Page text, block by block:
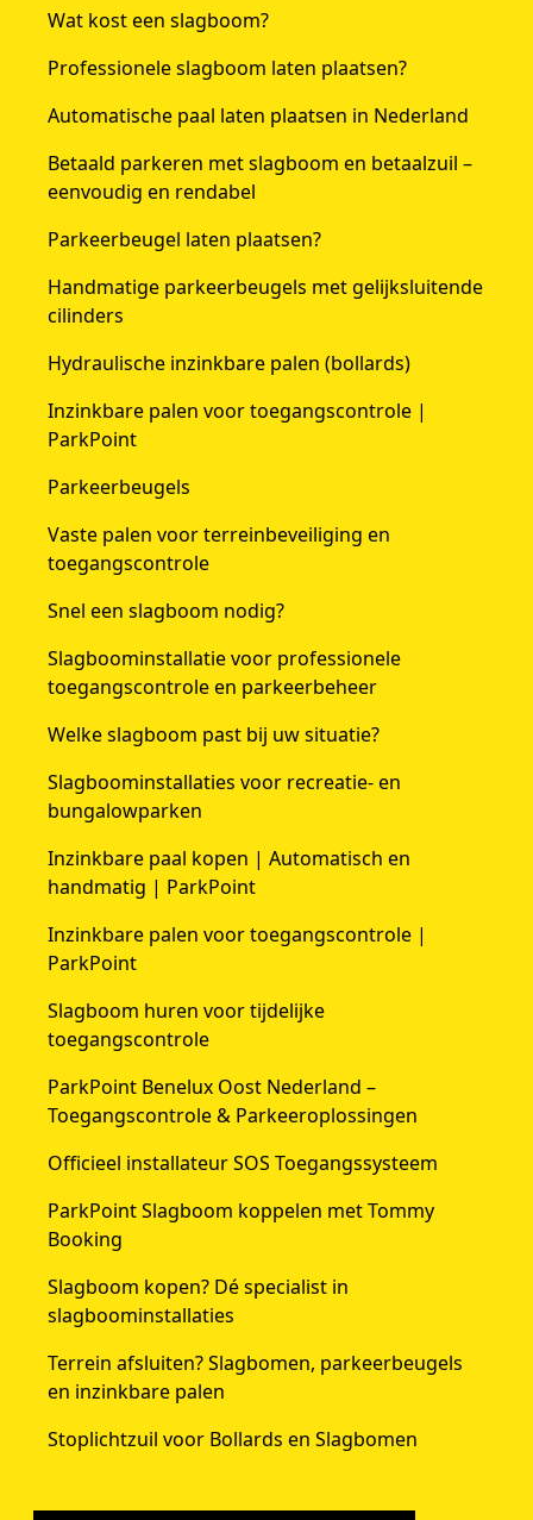
Wat kost een slagboom?
Professionele slagboom laten plaatsen?
Automatische paal laten plaatsen in Nederland
Betaald parkeren met slagboom en betaalzuil –
eenvoudig en rendabel
Parkeerbeugel laten plaatsen?
Handmatige parkeerbeugels met gelijksluitende
cilinders
Hydraulische inzinkbare palen (bollards)
Inzinkbare palen voor toegangscontrole |
ParkPoint
Parkeerbeugels
Vaste palen voor terreinbeveiliging en
toegangscontrole
Snel een slagboom nodig?
Slagboominstallatie voor professionele
toegangscontrole en parkeerbeheer
Welke slagboom past bij uw situatie?
Slagboominstallaties voor recreatie- en
bungalowparken
Inzinkbare paal kopen | Automatisch en
handmatig | ParkPoint
Inzinkbare palen voor toegangscontrole |
ParkPoint
Slagboom huren voor tijdelijke
toegangscontrole
ParkPoint Benelux Oost Nederland –
Toegangscontrole & Parkeeroplossingen
Officieel installateur SOS Toegangssysteem
ParkPoint Slagboom koppelen met Tommy
Booking
Slagboom kopen? Dé specialist in
slagboominstallaties
Terrein afsluiten? Slagbomen, parkeerbeugels
en inzinkbare palen
Stoplichtzuil voor Bollards en Slagbomen